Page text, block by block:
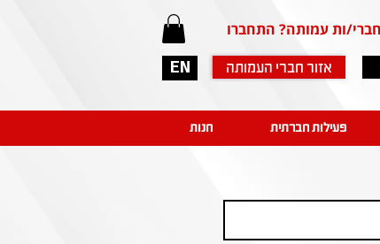
EN
חברי/ות עמותה? התחברו
אזור חברי העמותה
פעילות חברתית חנות